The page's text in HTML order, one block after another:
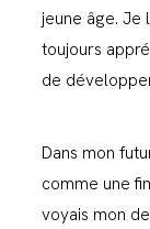
jeune âge. Je
toujours
de
Dans mon
comme une
voyais mon